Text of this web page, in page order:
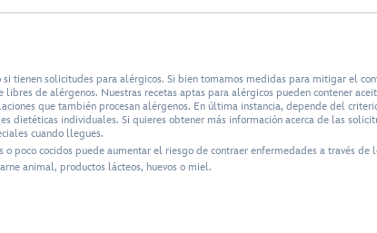
tienen solicitudes para alérgicos. Si bien tomamos medidas para mitigar el
de alérgenos. Nuestras recetas aptas para alérgicos pueden contener
que también procesan alérgenos. En última instancia, depende del
dietéticas individuales. Si quieres obtener más información acerca de las
cuando llegues.
o poco cocidos puede aumentar el riesgo de contraer enfermedades a través de
animal, productos lácteos, huevos o miel.